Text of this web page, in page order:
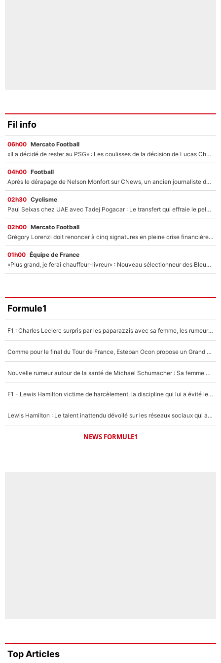
Fil info
06h00 Mercato Football
«Il a décidé de rester au PSG» : Les coulisses de la décision de Lucas Chevalier pour son transfert
04h00 Football
Après le dérapage de Nelson Monfort sur CNews, un ancien journaliste de France Télévisions relance la polémique sur les incendies en Gironde
02h30 Cyclisme
Paul Seixas chez UAE avec Tadej Pogacar : Le transfert qui effraie le peloton, «c’est la pire des choses qui puisse arriver»
02h00 Mercato Football
Grégory Lorenzi doit renoncer à cinq signatures en pleine crise financière : L’IA propose sept noms à l’OM pour un mercato réussi... à seulement 5M€ !
01h00 Équipe de France
«Plus grand, je ferai chauffeur-livreur» : Nouveau sélectionneur des Bleus, Zinédine Zidane s’était imaginé un avenir très différent lorsqu'il était enfant
Formule1
F1 : Charles Leclerc surpris par les paparazzis avec sa femme, les rumeurs étaient vraies !
Comme pour le final du Tour de France, Esteban Ocon propose un Grand Prix de Formule 1 à Paris : «Autour de l’Arc de Triomphe, ce serait génial» !
Nouvelle rumeur autour de la santé de Michael Schumacher : Sa femme Corinna sort du silence
F1 - Lewis Hamilton victime de harcèlement, la discipline qui lui a évité le pire : «J'aurais probablement mal tourné»
Lewis Hamilton : Le talent inattendu dévoilé sur les réseaux sociaux qui a impressionné Kim Kardashian pendant leurs vacances en amoureux !
NEWS FORMULE1
Top Articles